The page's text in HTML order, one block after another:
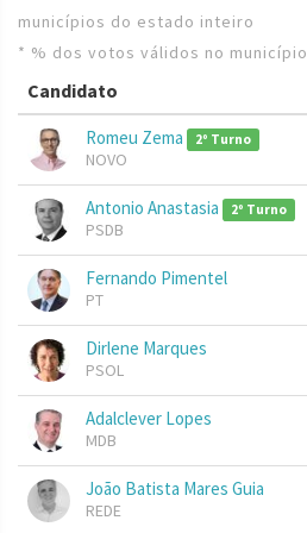
municípios do estado inteiro
* % dos votos válidos no município
Candidato
Romeu Zema 2º Turno
NOVO
Antonio Anastasia 2º Turno
PSDB
Fernando Pimentel
PT
Dirlene Marques
PSOL
Adalclever Lopes
MDB
João Batista Mares Guia
REDE